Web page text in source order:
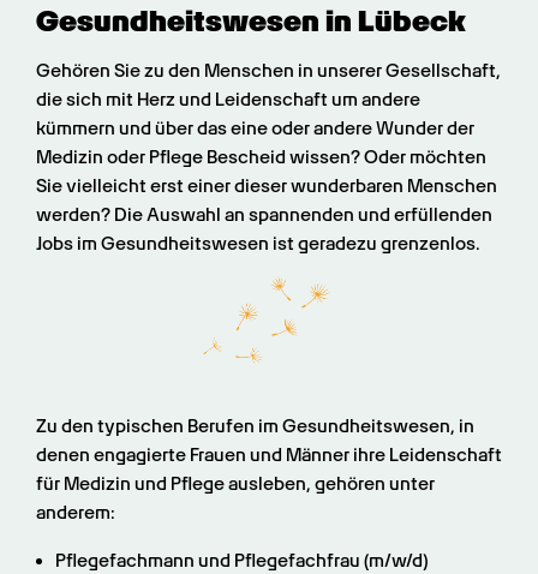
Gesundheits­wesen in Lübeck
Gehören Sie zu den Menschen in unserer Gesellschaft,
die sich mit Herz und Leidenschaft um andere
kümmern und über das eine oder andere Wunder der
Medizin oder Pflege Bescheid wissen? Oder möchten
Sie vielleicht erst einer dieser wunderbaren Menschen
werden? Die Auswahl an spannenden und erfüllenden
Jobs im Gesundheitswesen ist geradezu grenzenlos.
Zu den typischen Berufen im Gesundheitswesen, in
denen engagierte Frauen und Männer ihre Leidenschaft
für Medizin und Pflege ausleben, gehören unter
anderem:
Pflegefachmann und Pflegefachfrau (m/w/d)